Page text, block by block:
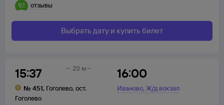
9,1
отзывы
Выбрать дату и купить билет
15:37
№ 451, Гоголево, ост.
Гоголево
16:00
Иваново,Ж/д вокзал
23 м